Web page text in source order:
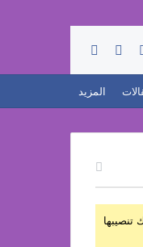
تسجيل الدخول
إضافة عمود جانبي
المزيد
تنصيبها